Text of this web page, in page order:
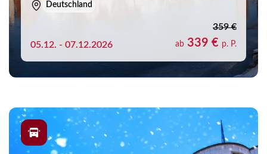
Deutschland
05.12. - 07.12.2026
359 €
ab 339 € p. P.